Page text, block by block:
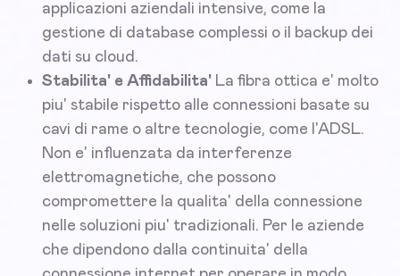
applicazioni aziendali intensive, come la
gestione di database complessi o il backup dei
dati su cloud.
Stabilita' e Affidabilita' La fibra ottica e' molto
piu' stabile rispetto alle connessioni basate su
cavi di rame o altre tecnologie, come l'ADSL.
Non e' influenzata da interferenze
elettromagnetiche, che possono
compromettere la qualita' della connessione
nelle soluzioni piu' tradizionali. Per le aziende
che dipendono dalla continuita' della